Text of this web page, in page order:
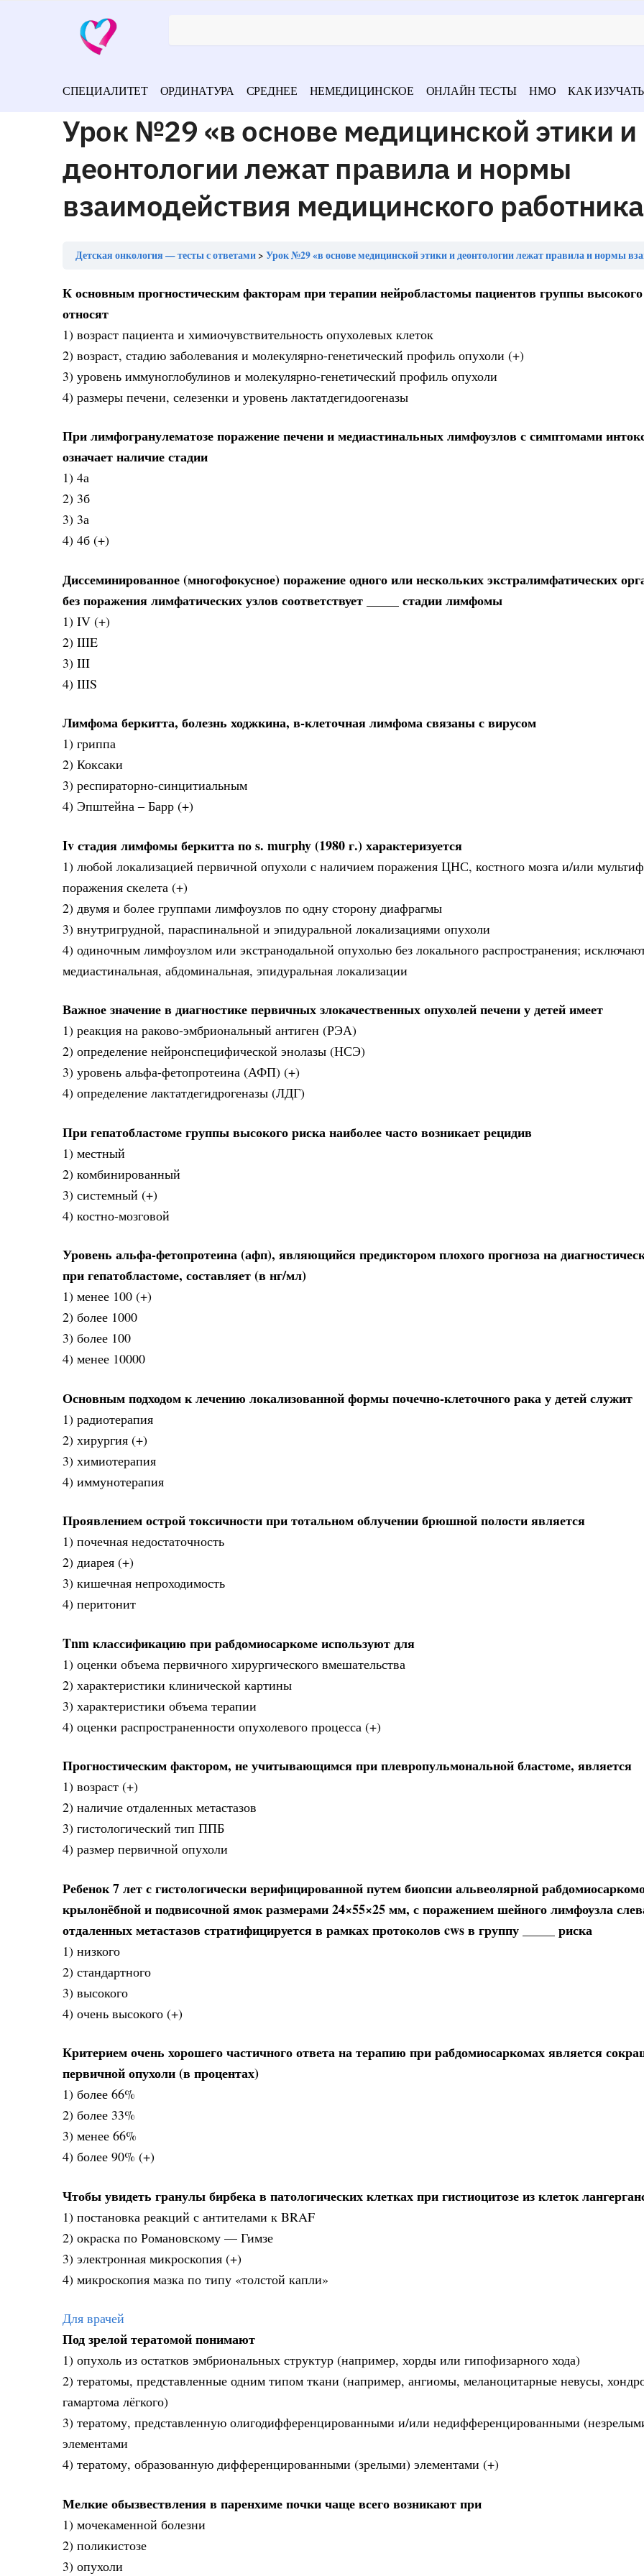
СПЕЦИАЛИТЕТ ОРДИНАТУРА СРЕДНЕЕ НЕМЕДИЦИНСКОЕ ОНЛАЙН ТЕСТЫ НМО КАК ИЗУЧАТЬ
Урок №29 «в основе медицинской этики и
деонтологии лежат правила и нормы
взаимодействия медицинского
Детская онкология — тесты с ответами Урок №29 «в основе медицинской этики и деонтологии лежат правила и нормы взаимодействия медицинского
К основным прогностическим факторам при терапии нейробластомы пациентов группы
относят
1) возраст пациента и химиочувствительность опухолевых клеток
2) возраст, стадию заболевания и молекулярно-генетический профиль опухоли (+)
3) уровень иммуноглобулинов и молекулярно-генетический профиль опухоли
4) размеры печени, селезенки и уровень лактатдегидоогеназы
При лимфогранулематозе поражение печени и медиастинальных лимфоузлов с симптомами
означает наличие стадии
1) 4а
2) 3б
3) 3а
4) 4б (+)
Диссеминированное (многофокусное) поражение одного или нескольких экстралимфатических
без поражения лимфатических узлов соответствует _____ стадии лимфомы
1) IV (+)
2) IIIE
3) III
4) IIIS
Лимфома беркитта, болезнь ходжкина, в-клеточная лимфома связаны с вирусом
1) гриппа
2) Коксаки
3) респираторно-синцитиальным
4) Эпштейна ‒ Барр (+)
Iv стадия лимфомы беркитта по s. murphy (1980 г.) характеризуется
1) любой локализацией первичной опухоли с наличием поражения ЦНС, костного мозга и/или
поражения скелета (+)
2) двумя и более группами лимфоузлов по одну сторону диафрагмы
3) внутригрудной, параспинальной и эпидуральной локализациями опухоли
4) одиночным лимфоузлом или экстранодальной опухолью без локального распространения;
медиастинальная, абдоминальная, эпидуральная локализации
Важное значение в диагностике первичных злокачественных опухолей печени у детей имеет
1) реакция на раково-эмбриональный антиген (РЭА)
2) определение нейронспецифической энолазы (НСЭ)
3) уровень альфа-фетопротеина (АФП) (+)
4) определение лактатдегидрогеназы (ЛДГ)
При гепатобластоме группы высокого риска наиболее часто возникает рецидив
1) местный
2) комбинированный
3) системный (+)
4) костно-мозговой
Уровень альфа-фетопротеина (афп), являющийся предиктором плохого прогноза на
при гепатобластоме, составляет (в нг/мл)
1) менее 100 (+)
2) более 1000
3) более 100
4) менее 10000
Основным подходом к лечению локализованной формы почечно-клеточного рака у детей служит
1) радиотерапия
2) хирургия (+)
3) химиотерапия
4) иммунотерапия
Проявлением острой токсичности при тотальном облучении брюшной полости является
1) почечная недостаточность
2) диарея (+)
3) кишечная непроходимость
4) перитонит
Tnm классификацию при рабдомиосаркоме используют для
1) оценки объема первичного хирургического вмешательства
2) характеристики клинической картины
3) характеристики объема терапии
4) оценки распространенности опухолевого процесса (+)
Прогностическим фактором, не учитывающимся при плевропульмональной бластоме, является
1) возраст (+)
2) наличие отдаленных метастазов
3) гистологический тип ППБ
4) размер первичной опухоли
Ребенок 7 лет с гистологически верифицированной путем биопсии альвеолярной
крылонёбной и подвисочной ямок размерами 24×55×25 мм, с поражением шейного лимфоузла
отдаленных метастазов стратифицируется в рамках протоколов cws в группу _____ риска
1) низкого
2) стандартного
3) высокого
4) очень высокого (+)
Критерием очень хорошего частичного ответа на терапию при рабдомиосаркомах является
первичной опухоли (в процентах)
1) более 66%
2) более 33%
3) менее 66%
4) более 90% (+)
Чтобы увидеть гранулы бирбека в патологических клетках при гистиоцитозе из клеток
1) постановка реакций с антителами к BRAF
2) окраска по Романовскому — Гимзе
3) электронная микроскопия (+)
4) микроскопия мазка по типу «толстой капли»
Для врачей
Под зрелой тератомой понимают
1) опухоль из остатков эмбриональных структур (например, хорды или гипофизарного хода)
2) тератомы, представленные одним типом ткани (например, ангиомы, меланоцитарные невусы,
гамартома лёгкого)
3) тератому, представленную олигодифференцированными и/или недифференцированными
элементами
4) тератому, образованную дифференцированными (зрелыми) элементами (+)
Мелкие обызвествления в паренхиме почки чаще всего возникают при
1) мочекаменной болезни
2) поликистозе
3) опухоли